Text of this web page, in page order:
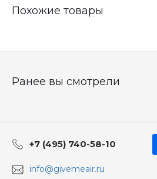
Похожие товары
Ранее вы смотрели
+7 (495) 740-58-10
info@givemeair.ru